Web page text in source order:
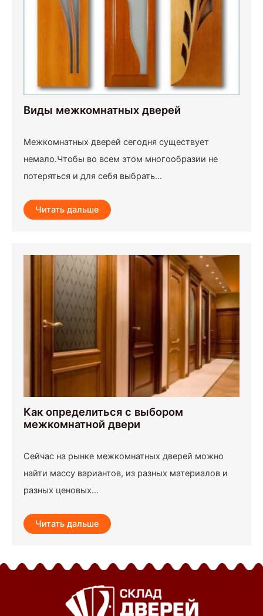
Виды межкомнатных дверей
Межкомнатных дверей сегодня существует
немало.Чтобы во всем этом многообразии не
потеряться и для себя выбрать...
Читать дальше
Как определиться с выбором
межкомнатной двери
Сейчас на рынке межкомнатных дверей можно
найти массу вариантов, из разных материалов и
разных ценовых...
Читать дальше